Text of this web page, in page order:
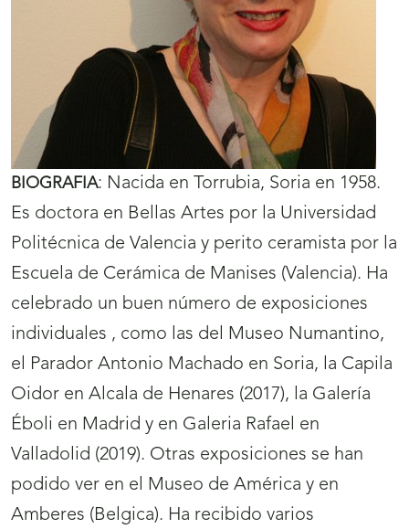
BIOGRAFIA: Nacida en Torrubia, Soria en 1958.
Es doctora en Bellas Artes por la Universidad
Politécnica de Valencia y perito ceramista por la
Escuela de Cerámica de Manises (Valencia). Ha
celebrado un buen número de exposiciones
individuales , como las del Museo Numantino,
el Parador Antonio Machado en Soria, la Capila
Oidor en Alcala de Henares (2017), la Galería
Éboli en Madrid y en Galeria Rafael en
Valladolid (2019). Otras exposiciones se han
podido ver en el Museo de América y en
Amberes (Belgica). Ha recibido varios